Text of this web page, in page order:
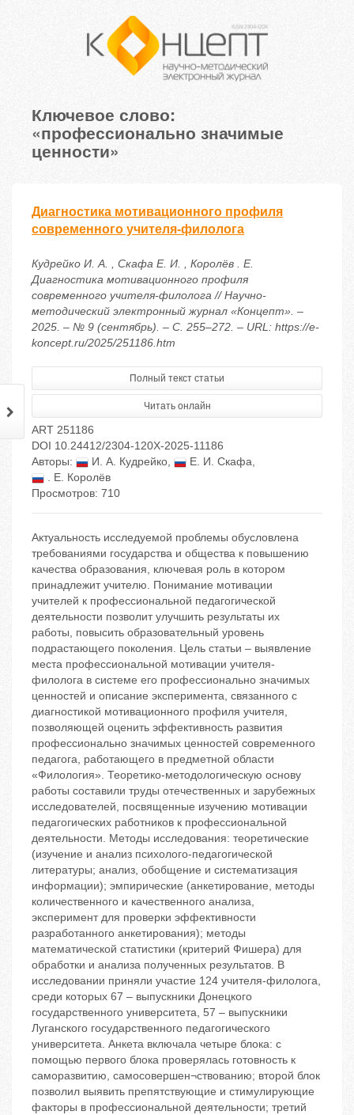
Ключевое слово:
«профессионально значимые
ценности»
Диагностика мотивационного профиля
современного учителя-филолога
Кудрейко И. А. , Скафа Е. И. , Королёв . Е.
Диагностика мотивационного профиля
современного учителя-филолога // Научно-
методический электронный журнал «Концепт». –
2025. – № 9 (сентябрь). – С. 255–272. – URL: https://e-
koncept.ru/2025/251186.htm
Полный текст статьи
Читать онлайн
ART 251186
DOI 10.24412/2304-120X-2025-11186
Авторы:
И. А. Кудрейко, Е. И. Скафа,
. Е. Королёв
Просмотров: 710
Актуальность исследуемой проблемы обусловлена
требованиями государства и общества к повышению
качества образования, ключевая роль в котором
принадлежит учителю. Понимание мотивации
учителей к профессиональной педагогической
деятельности позволит улучшить результаты их
работы, повысить образовательный уровень
подрастающего поколения. Цель статьи – выявление
места профессиональной мотивации учителя-
филолога в системе его профессионально значимых
ценностей и описание эксперимента, связанного с
диагностикой мотивационного профиля учителя,
позволяющей оценить эффективность развития
профессионально значимых ценностей современного
педагога, работающего в предметной области
«Филология». Теоретико-методологическую основу
работы составили труды отечественных и зарубежных
исследователей, посвященные изучению мотивации
педагогических работников к профессиональной
деятельности. Методы исследования: теоретические
(изучение и анализ психолого-педагогической
литературы; анализ, обобщение и систематизация
информации); эмпирические (анкетирование, методы
количественного и качественного анализа,
эксперимент для проверки эффективности
разработанного анкетирования); методы
математической статистики (критерий Фишера) для
обработки и анализа полученных результатов. В
исследовании приняли участие 124 учителя-филолога,
среди которых 67 – выпускники Донецкого
государственного университета, 57 – выпускники
Луганского государственного педагогического
университета. Анкета включала четыре блока: с
помощью первого блока проверялась готовность к
саморазвитию, самосовершен¬ствованию; второй блок
позволил выявить препятствующие и стимулирующие
факторы в профессиональной деятельности; третий